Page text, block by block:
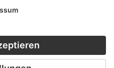
oder Informationen zu